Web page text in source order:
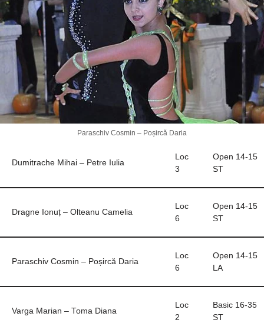
k
Paraschiv Cosmin – Poșircă Daria
Dumitrache Mihai – Petre Iulia
Loc
3
Open 14-15
ST
Dragne Ionuț – Olteanu Camelia
Loc
6
Open 14-15
ST
Paraschiv Cosmin – Poșircă Daria
Loc
6
Open 14-15
LA
Varga Marian – Toma Diana
Loc
2
Basic 16-35
ST